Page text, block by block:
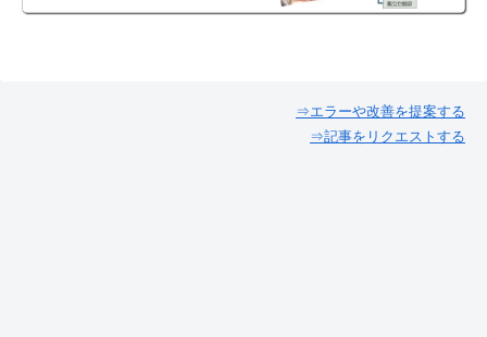
⇒エラーや改善を提案する
⇒記事をリクエストする